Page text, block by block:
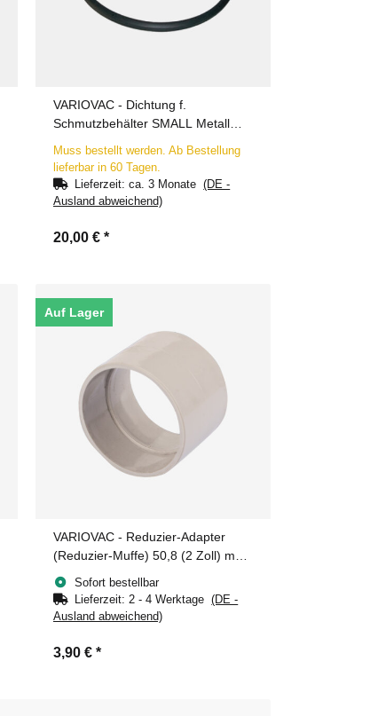
VARIOVAC - Dichtung f.
Schmutzbehälter SMALL Metall
Muss bestellt werden. Ab Bestellung
lieferbar in 60 Tagen.
Lieferzeit:ca. 3 Monate(DE -
Ausland abweichend)
20,00 € *
Auf Lager
VARIOVAC - Reduzier-Adapter
(Reduzier-Muffe) 50,8 (2 Zoll) mm
auf 50 mm (i/i)
Sofort bestellbar
Lieferzeit:2 - 4 Werktage(DE -
Ausland abweichend)
3,90 € *